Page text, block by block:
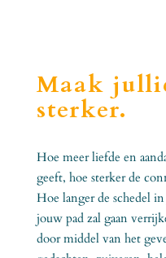
Maak
sterker.
Hoe meer liefde en
geeft, hoe sterker de
Hoe langer de schedel
jouw pad zal gaan
door middel van het